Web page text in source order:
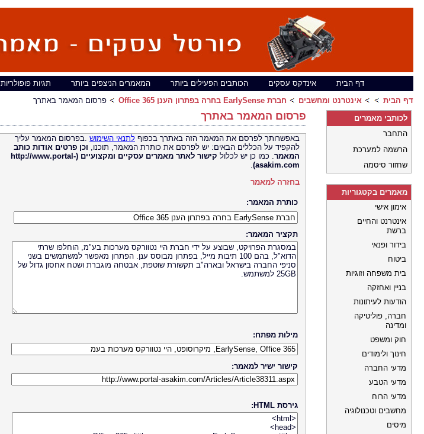
דף הבית אינדקס עסקים הכותבים הפעילים ביותר המאמרים הניצפים ביותר תגיות פופולריות
דף הבית
אינטרנט ומחשבים חברת EarlySense בחרה בפתרון הענן Office 365 פרסום המאמר באתרך
פרסום המאמר באתרך
באפשרותך לפרסם את המאמר הזה באתרך בכפוף לתנאי השימוש .בפרסום המאמר עליך
להקפיד על הכללים הבאים: יש לפרסם את כותרת המאמר, תוכנו, וכן פרטים אודות כותב
המאמר. כמו כן יש לכלול קישור לאתר
מאמרים עסקיים ומקצועיים (http://www.portal-
asakim.com)
.
בחזרה למאמר
כותרת המאמר:
תקציר המאמר:
מילות מפתח:
קישור ישיר למאמר:
גירסת HTML:
לכותבי מאמרים
התחבר
הרשמה למערכת
שחזור סיסמה
מאמרים בקטגוריות
אימון אישי
אינטרנט והחיים
ברשת
בידור ופנאי
ביטוח
בית משפחה וזוגיות
בניין ואחזקה
הודעות לעיתונות
חברה, פוליטיקה
ומדינה
חוק ומשפט
חינוך ולימודים
מדעי החברה
מדעי הטבע
מדעי הרוח
מחשבים וטכנולוגיה
מיסים